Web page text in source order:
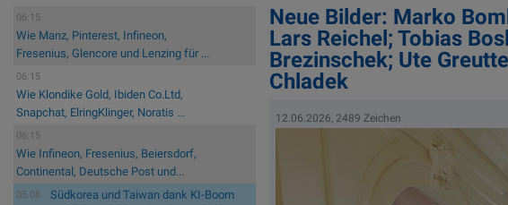
06:15
Wie Manz, Pinterest, Infineon,
Fresenius, Glencore und Lenzing für ...
06:15
Wie Klondike Gold, Ibiden Co.Ltd,
Snapchat, ElringKlinger, Noratis ...
06:15
Wie Infineon, Fresenius, Beiersdorf,
Continental, Deutsche Post und...
05.08.
Südkorea und Taiwan dank KI-Boom
Neue Bilder: Marko
Lars Reichel; Tobias
Brezinschek; Ute
Chladek
12.06.2026, 2489 Zeichen